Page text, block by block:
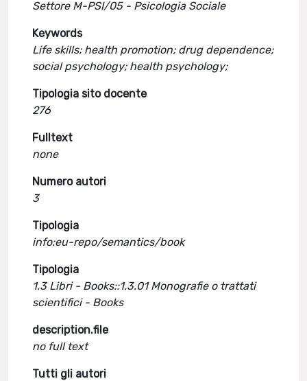
Settore M-PSI/05 - Psicologia Sociale
Keywords
Life skills; health promotion; drug dependence;
social psychology; health psychology;
Tipologia sito docente
276
Fulltext
none
Numero autori
3
Tipologia
info:eu-repo/semantics/book
Tipologia
1.3 Libri - Books::1.3.01 Monografie o trattati
scientifici - Books
description.file
no full text
Tutti gli autori